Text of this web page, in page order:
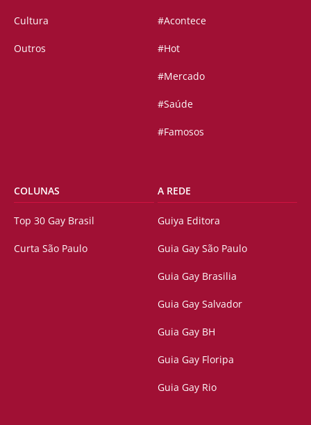
Cultura
Outros
#Acontece
#Hot
#Mercado
#Saúde
#Famosos
COLUNAS
Top 30 Gay Brasil
Curta São Paulo
A REDE
Guiya Editora
Guia Gay São Paulo
Guia Gay Brasilia
Guia Gay Salvador
Guia Gay BH
Guia Gay Floripa
Guia Gay Rio